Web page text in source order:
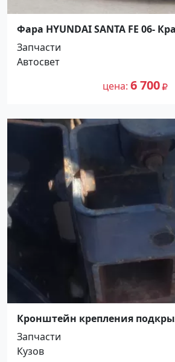
Фара HYUNDAI SANTA FE 06-
Запчасти
Автосвет
цена 6 700
Кронштейн крепления
ст. Новотитаровская
Запчасти
Кузов